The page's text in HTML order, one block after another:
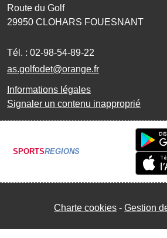
Route du Golf
29950 CLOHARS FOUESNANT
Tél. : 02-98-54-89-22
as.golfodet@orange.fr
Informations légales
Signaler un contenu inapproprié
SPORTSREGIONS
Charte cookies Gestion